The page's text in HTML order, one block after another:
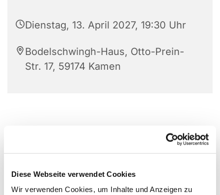
Diese Webseite verwendet Cookies
Wir verwenden Cookies, um Inhalte und Anzeigen zu
Dienstag, 13. April 2027, 19:30 Uhr
Bodelschwingh-Haus, Otto-Prein-
Str. 17, 59174 Kamen